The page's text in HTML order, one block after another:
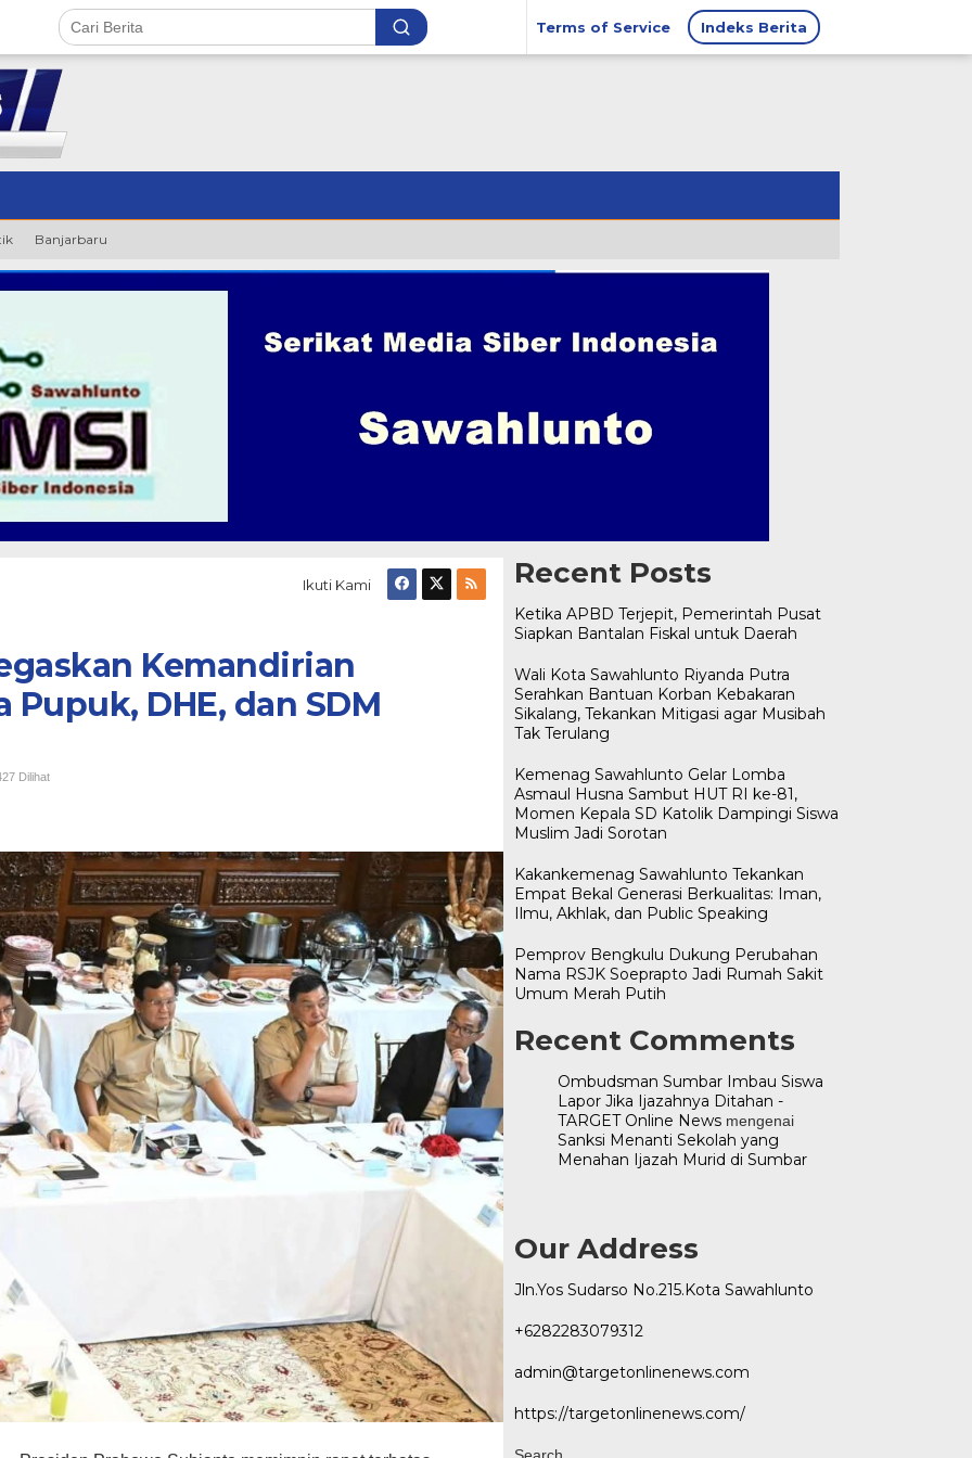
Terms of Service Indeks Berita
Banjarbaru
Ikuti Kami
Kemandirian
Pupuk, DHE, dan SDM
Dilihat
Recent Posts
Ketika APBD Terjepit, Pemerintah Pusat
Siapkan Bantalan Fiskal untuk Daerah
Wali Kota Sawahlunto Riyanda Putra
Serahkan Bantuan Korban Kebakaran
Sikalang, Tekankan Mitigasi agar Musibah
Tak Terulang
Kemenag Sawahlunto Gelar Lomba
Asmaul Husna Sambut HUT RI ke-81,
Momen Kepala SD Katolik Dampingi Siswa
Muslim Jadi Sorotan
Kakankemenag Sawahlunto Tekankan
Empat Bekal Generasi Berkualitas: Iman,
Ilmu, Akhlak, dan Public Speaking
Pemprov Bengkulu Dukung Perubahan
Nama RSJK Soeprapto Jadi Rumah Sakit
Umum Merah Putih
Recent Comments
Ombudsman Sumbar Imbau Siswa
Lapor Jika Ijazahnya Ditahan -
TARGET Online Newsmengenai
Sanksi Menanti Sekolah yang
Menahan Ijazah Murid di Sumbar
Our Address
Jln.Yos Sudarso No.215.Kota Sawahlunto
+6282283079312
admin@targetonlinenews.com
https://targetonlinenews.com/